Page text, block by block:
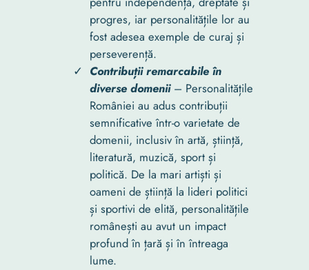
progres, iar personalitățile lor au
fost adesea exemple de curaj și
perseverență.
Contribuții remarcabile în
diverse domenii– Personalitățile
României au adus contribuții
semnificative într-o varietate de
domenii, inclusiv în artă, știință,
literatură, muzică, sport și
politică. De la mari artiști și
oameni de știință la lideri politici
și sportivi de elită, personalitățile
românești au avut un impact
profund în țară și în întreaga
lume.